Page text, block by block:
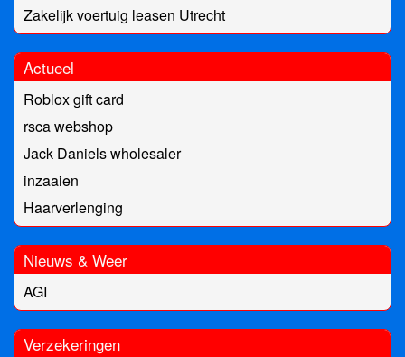
Zakelijk voertuig leasen Utrecht
Actueel
Roblox gift card
rsca webshop
Jack Daniels wholesaler
inzaaien
Haarverlenging
Nieuws & Weer
AGI
Verzekeringen